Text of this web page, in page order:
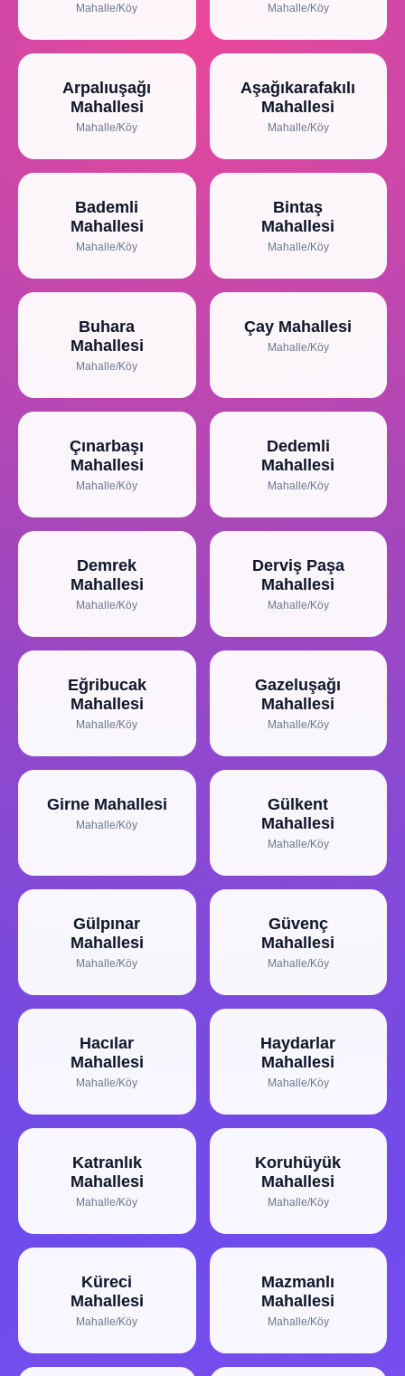
Mahalle/Köy Mahalle/Köy
Arpalıuşağı
Mahallesi
Mahalle/Köy
Aşağıkarafakılı
Mahallesi
Mahalle/Köy
Bademli
Mahallesi
Mahalle/Köy
Bintaş
Mahallesi
Mahalle/Köy
Buhara
Mahallesi
Mahalle/Köy
Çay Mahallesi
Mahalle/Köy
Çınarbaşı
Mahallesi
Mahalle/Köy
Dedemli
Mahallesi
Mahalle/Köy
Demrek
Mahallesi
Mahalle/Köy
Derviş Paşa
Mahallesi
Mahalle/Köy
Eğribucak
Mahallesi
Mahalle/Köy
Gazeluşağı
Mahallesi
Mahalle/Köy
Girne Mahallesi
Mahalle/Köy
Gülkent
Mahallesi
Mahalle/Köy
Gülpınar
Mahallesi
Mahalle/Köy
Güvenç
Mahallesi
Mahalle/Köy
Hacılar
Mahallesi
Mahalle/Köy
Haydarlar
Mahallesi
Mahalle/Köy
Katranlık
Mahallesi
Mahalle/Köy
Koruhüyük
Mahallesi
Mahalle/Köy
Küreci
Mahallesi
Mahalle/Köy
Mazmanlı
Mahallesi
Mahalle/Köy